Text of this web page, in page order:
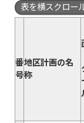
表を横スクロー
番
号
地区計画の名
称